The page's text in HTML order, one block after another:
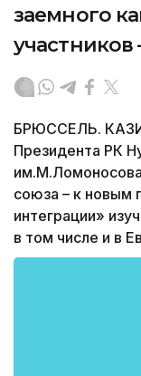
заемного
участников
БРЮССЕЛЬ.
Президента РК
союза – к новым
интеграции»
в том числе и в